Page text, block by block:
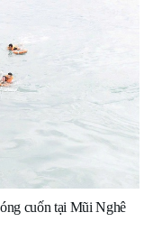
cuốn tại Mũi Nghê